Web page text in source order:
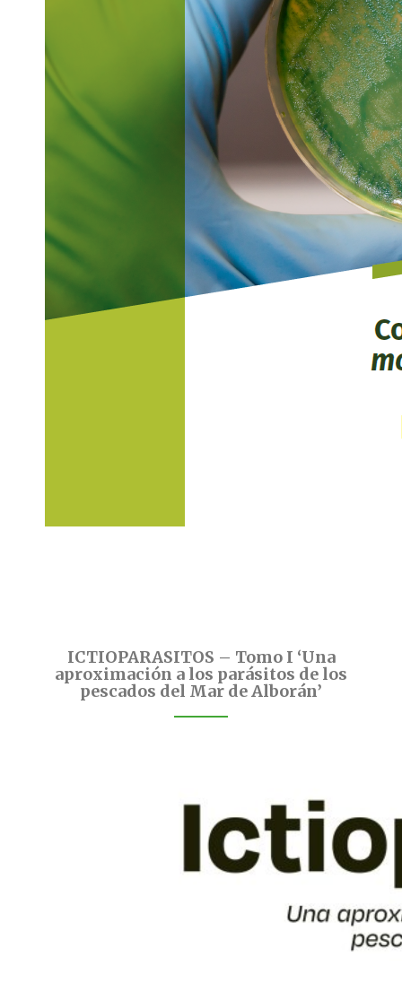
ICTIOPARASITOS – Tomo I ‘Una
aproximación a los parásitos de los
pescados del Mar de Alborán’